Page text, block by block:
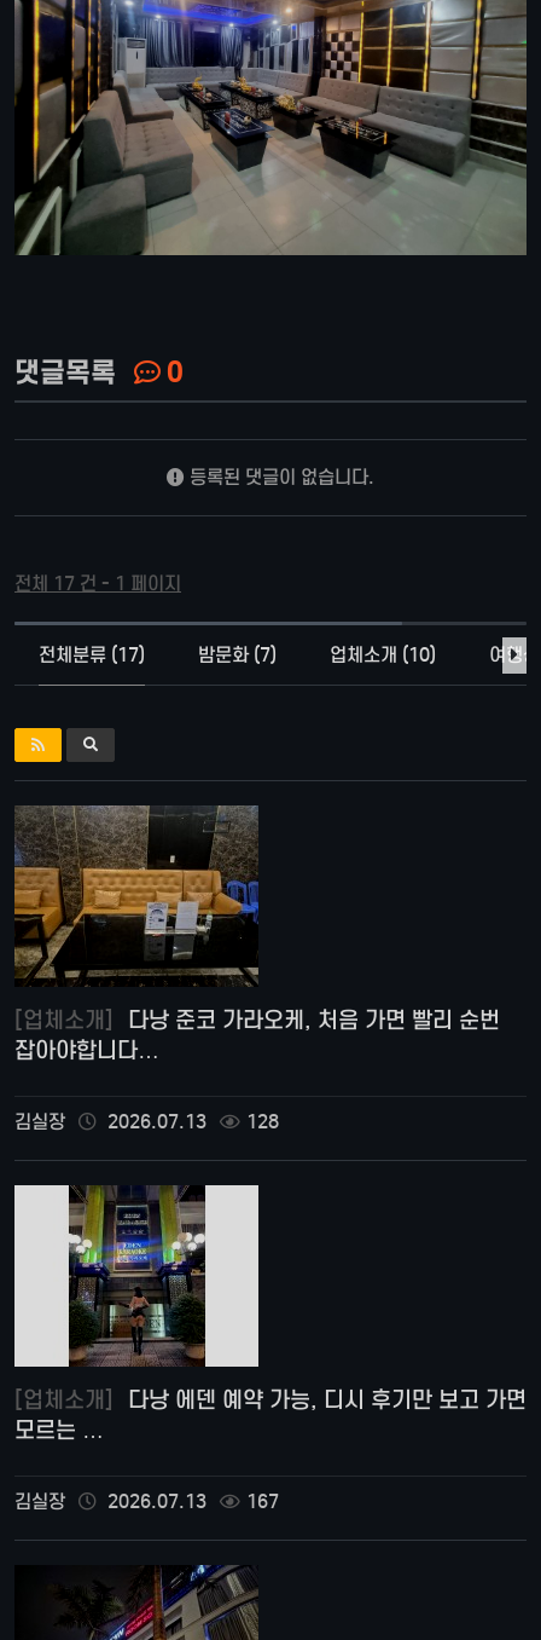
댓글목록 0
등록된 댓글이 없습니다.
전체 17 건 - 1 페이지
전체분류 (17) 밤문화 (7) 업체소개 (10) 여행
[업체소개]
잡아야합니다…
김실장 2026.07.13 128
[업체소개]
모르는 …
김실장 2026.07.13 167